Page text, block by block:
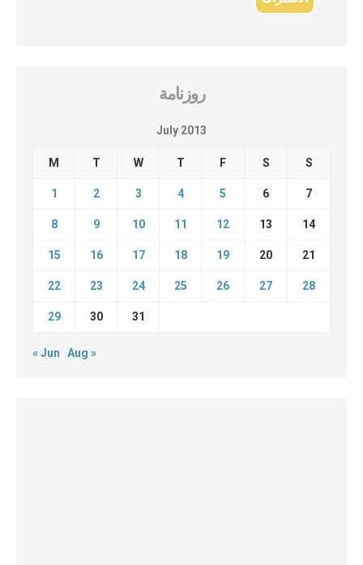
روزنامة
July 2013
M T W T F S S
1 2 3 4 5 6 7
8 9 10 11 12 13 14
15 16 17 18 19 20 21
22 23 24 25 26 27 28
29 30 31
« Jun Aug »